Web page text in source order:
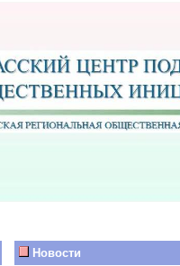
Новости